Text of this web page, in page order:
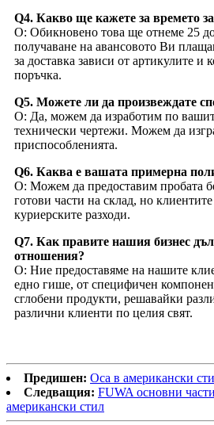
Q4. Какво ще кажете за времето
О: Обикновено това ще отнеме 25
получаване на авансовото Ви
за доставка зависи от артикулите и
поръчка.
Q5. Можете ли да произвеждате
О: Да, можем да изработим по
технически чертежи. Можем да
приспособленията.
Q6. Каква е вашата примерна
О: Можем да предоставим пробата
готови части на склад, но
куриерските разходи.
Q7. Как правите нашия бизнес
отношения?
О: Ние предоставяме на нашите
едно гише, от специфичен
сглобени продукти, решавайки
различни клиенти по целия свят.
Предишен: Оса в американски
Следващия: FUWA основни
американски стил